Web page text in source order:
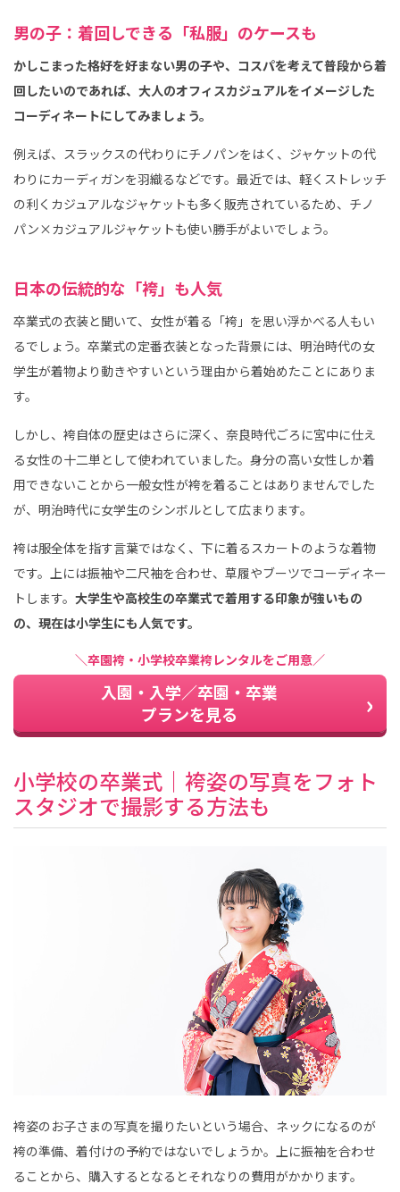
男の子：着回しできる「私服」のケースも
かしこまった格好を好まない男の子や、コスパを考えて普段から着
回したいのであれば、大人のオフィスカジュアルをイメージした
コーディネートにしてみましょう。
例えば、スラックスの代わりにチノパンをはく、ジャケットの代
わりにカーディガンを羽織るなどです。最近では、軽くストレッチ
の利くカジュアルなジャケットも多く販売されているため、チノ
パン×カジュアルジャケットも使い勝手がよいでしょう。
日本の伝統的な「袴」も人気
卒業式の衣装と聞いて、女性が着る「袴」を思い浮かべる人もい
るでしょう。卒業式の定番衣装となった背景には、明治時代の女
学生が着物より動きやすいという理由から着始めたことにありま
す。
しかし、袴自体の歴史はさらに深く、奈良時代ごろに宮中に仕え
る女性の十二単として使われていました。身分の高い女性しか着
用できないことから一般女性が袴を着ることはありませんでした
が、明治時代に女学生のシンボルとして広まります。
袴は服全体を指す言葉ではなく、下に着るスカートのような着物
です。上には振袖や二尺袖を合わせ、草履やブーツでコーディネー
トします。 大学生や高校生の卒業式で着用する印象が強いもの
の、現在は小学生にも人気です。
＼卒園袴・小学校卒業袴レンタルをご用意／
入園・入学／卒園・卒業
プランを見る
小学校の卒業式｜袴姿の写真をフォト
スタジオで撮影する方法も
袴姿のお子さまの写真を撮りたいという場合、ネックになるのが
袴の準備、着付けの予約ではないでしょうか。上に振袖を合わせ
ることから、購入するとなるとそれなりの費用がかかります。